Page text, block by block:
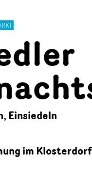
Einsiedeln
im